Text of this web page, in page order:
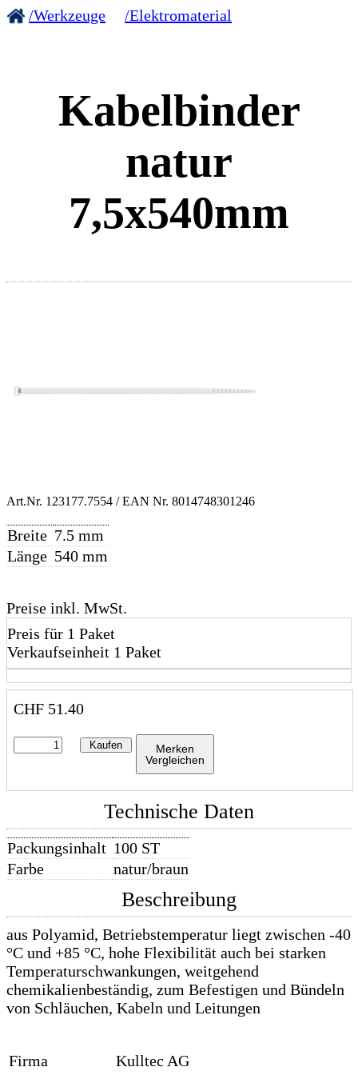
/Werkzeuge /Elektromaterial
Kabelbinder
natur
7,5x540mm
Art.Nr. 123177.7554 / EAN Nr. 8014748301246
Breite 7.5 mm
Länge 540 mm
Preise inkl. MwSt.
Preis für 1 Paket
Verkaufseinheit 1 Paket
CHF 51.40
Kaufen
Merken
Vergleichen
Technische Daten
Packungsinhalt 100 ST
Farbe
natur/braun
Beschreibung
aus Polyamid, Betriebstemperatur liegt zwischen -40
°C und +85 °C, hohe Flexibilität auch bei starken
Temperaturschwankungen, weitgehend
chemikalienbeständig, zum Befestigen und Bündeln
von Schläuchen, Kabeln und Leitungen
Firma
Kulltec AG